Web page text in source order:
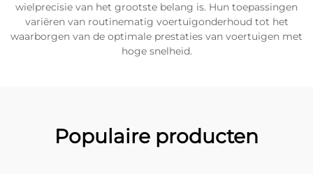
wielprecisie van het grootste belang is. Hun toepassingen
variëren van routinematig voertuigonderhoud tot het
waarborgen van de optimale prestaties van voertuigen met
hoge snelheid.
Populaire producten